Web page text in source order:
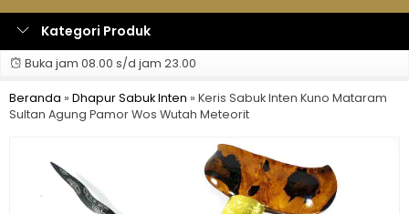
Kategori Produk
Buka jam 08.00 s/d jam 23.00
Beranda » Dhapur Sabuk Inten » Keris Sabuk Inten Kuno Mataram
Sultan Agung Pamor Wos Wutah Meteorit